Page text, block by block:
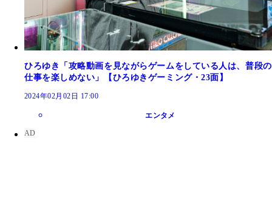
ひろゆき「攻略動画を見ながらゲームをしている人は、普段の
仕事を楽しめない」【ひろゆきゲーミング・23面】
2024年02月02日 17:00
エンタメ